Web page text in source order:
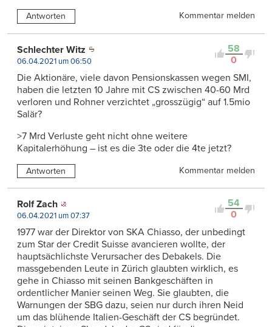
Antworten Kommentar melden
58
0
Schlechter Witz
06.04.2021 um 06:50
Die Aktionäre, viele davon Pensionskassen wegen SMI,
haben die letzten 10 Jahre mit CS zwischen 40-60 Mrd
verloren und Rohner verzichtet „grosszügig“ auf 1.5mio
Salär?
>7 Mrd Verluste geht nicht ohne weitere
Kapitalerhöhung – ist es die 3te oder die 4te jetzt?
Antworten Kommentar melden
54
0
Rolf Zach
06.04.2021 um 07:37
1977 war der Direktor von SKA Chiasso, der unbedingt
zum Star der Credit Suisse avancieren wollte, der
hauptsächlichste Verursacher des Debakels. Die
massgebenden Leute in Zürich glaubten wirklich, es
gehe in Chiasso mit seinen Bankgeschäften in
ordentlicher Manier seinen Weg. Sie glaubten, die
Warnungen der SBG dazu, seien nur durch ihren Neid
um das blühende Italien-Geschäft der CS begründet.